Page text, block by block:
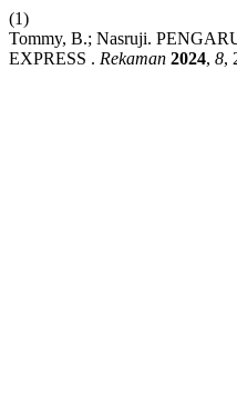
(1)
Tommy, B.; Nasruji.
EXPRESS . Rekaman 2024, 8,